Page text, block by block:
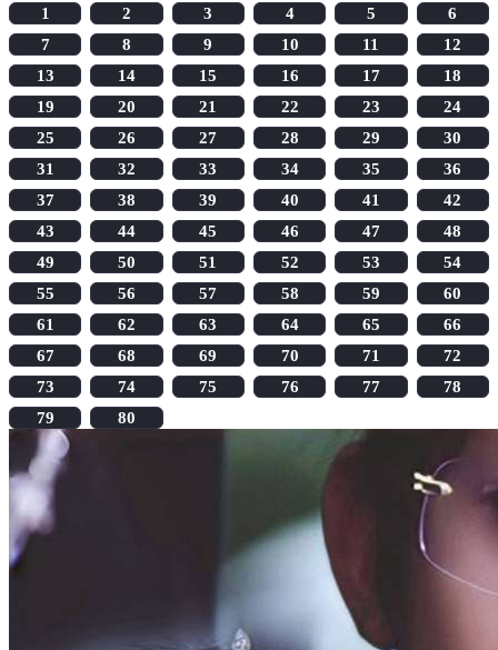
1
2 3 4 5
6
7
8 9 10 11
12
13
14 15 16 17
18
19
20 21 22 23
24
25
26 27 28 29
30
31
32 33 34 35
36
37
38 39 40 41
42
43
44 45 46 47
48
49
50 51 52 53
54
55
56 57 58 59
60
61
62 63 64 65
66
67
68 69 70 71
72
73
74 75 76 77
78
79
80